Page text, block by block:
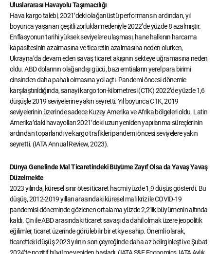
Uluslararası Havayolu Taşımacılığı
Hava kargo talebi, 2021’deki olağanüstü performansın ardından, yıl
boyunca yaşanan çeşitli zorluklar nedeniyle 2022’de yüzde 8 azalmıştır.
Enflasyonun tarihi yüksek seviyelere ulaşması, hane halkının harcama
kapasitesinin azalmasına ve ticaretin azalmasına neden olurken,
Ukrayna’da devam eden savaş ticaret akışının sekteye uğramasına neden
oldu. ABD dolarının olağandışı gücü, bazı emtiaların yerel para birimi
cinsinden daha pahalı olmasına yol açtı. Pandemi öncesi dönemle
karşılaştırıldığında, sanayi kargo ton-kilometresi (CTK) 2022’de yüzde 1,6
düşüşle 2019 seviyelerine yakın seyretti. Yıl boyunca CTK, 2019
seviyelerinin üzerinde sadece Kuzey Amerika ve Afrika bölgeleri oldu. Latin
Amerika’daki havayolları 2021’deki uzun yeniden yapılanma süreçlerinin
ardından toparlandı ve kargo trafikleri pandemi öncesi seviyelere yakın
seyretti. (IATA Annual Review, 2023).
Dünya Genelinde Mal Ticaretindeki Büyüme Zayıf Olsa da Yavaş Yavaş
Düzelmekte
2023 yılında, küresel sınır ötesi ticaret hacmi yüzde 1,9 düşüş gösterdi. Bu
düşüş, 2012-2019 yılları arasındaki küresel mali kriz ile COVID-19
pandemisi döneminde gözlenen ortalama yüzde 2,2’lik büyümenin altında
kaldı. Çin ile ABD arasındaki ticaret savaşı da dahil olmak üzere jeopolitik
eğilimler, ticaret üzerinde görülebilir bir etkiye sahip. Önemli olarak,
ticaretteki düşüş 2023 yılının son çeyreğinde daha az belirginleşti ve Şubat